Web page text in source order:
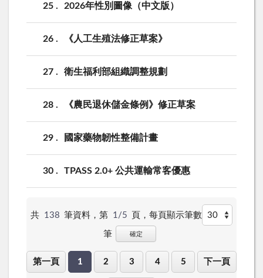
25 2026年性別圖像（中文版）
26 《人工生殖法修正草案》
27 衛生福利部組織調整規劃
28 《農民退休儲金條例》修正草案
29 國家藥物韌性整備計畫
30 TPASS 2.0+ 公共運輸常客優惠
共 138 筆資料，第 1/5 頁，每頁顯示筆數
筆 確定
第一頁 1 2 3 4 5 下一頁